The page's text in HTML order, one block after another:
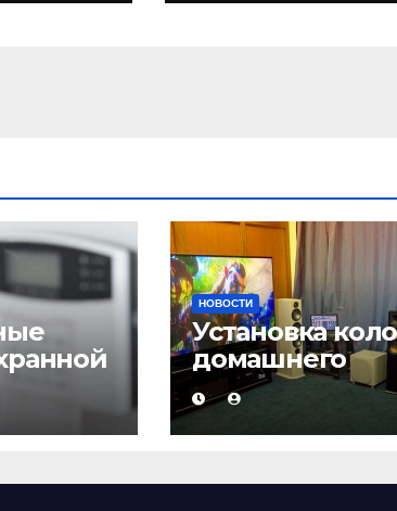
НОВОСТИ
Установка
домашнего
кинотеатра и
настройка